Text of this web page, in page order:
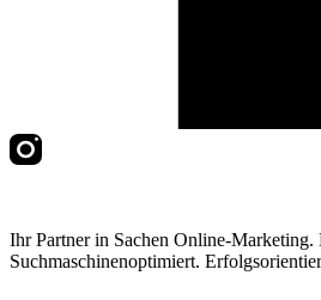
Ihr Partner in Sachen Online-Marketing.
Suchmaschinenoptimiert.